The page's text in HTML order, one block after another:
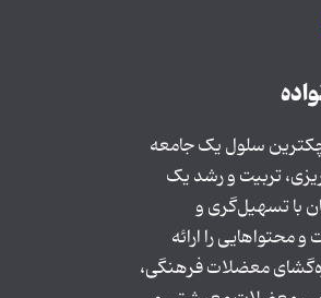
سلول یک جامعه
تربیت و رشد یک
با تسهیل‌گری و
محتواهایی را ارائه
معضلات فرهنگی،